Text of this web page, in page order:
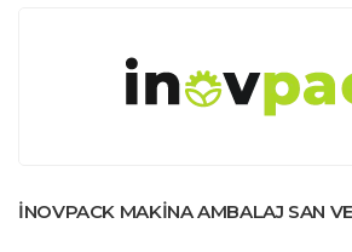
İNOVPACK MAKİNA AMBALAJ SAN